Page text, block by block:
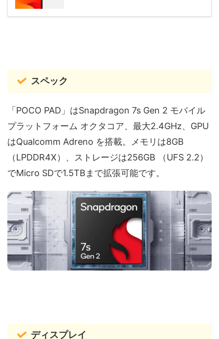
スペック
「POCO PAD」はSnapdragon 7s Gen 2 モバイル
プラットフォーム オクタコア、最大2.4GHz、GPU
はQualcomm Adreno を搭載。メモリは8GB
（LPDDR4X）、ストレージは256GB （UFS 2.2）
でMicro SDで1.5TBまで拡張可能です。
ディスプレイ